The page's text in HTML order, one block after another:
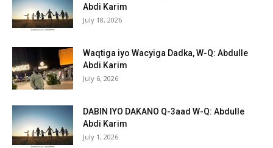
Abdi Karim
July 18, 2026
Waqtiga iyo Wacyiga Dadka, W-Q: Abdulle
Abdi Karim
July 6, 2026
DABIN IYO DAKANO Q-3aad W-Q: Abdulle
Abdi Karim
July 1, 2026